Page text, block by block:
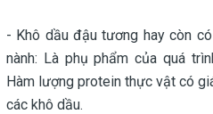
- Khô dầu đậu tương hay còn
nành: Là phụ phẩm của quá
Hàm lượng protein thực vật có
các khô dầu.